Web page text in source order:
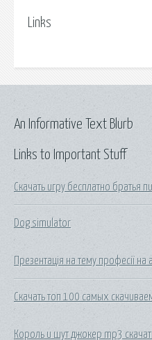
Links
Links to Important Stuff
Скачать игру бесплатно братья
Dog simulator
Презентація на тему професії на
Скачать топ 100 самых
Король и шут джокер mp3
An Informative Text Blurb